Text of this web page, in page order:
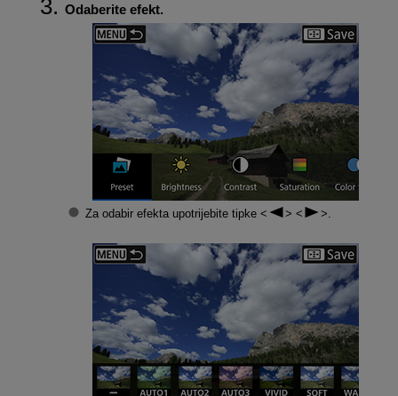
Odaberite efekt.
Za odabir efekta upotrijebite tipke .